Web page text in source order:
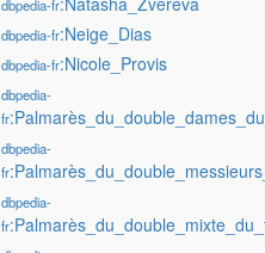
dbpedia-fr
dbpedia-fr:Neige_Dias
dbpedia-fr:Nicole_Provis
dbpedia-
fr
dbpedia-
fr
dbpedia-
fr